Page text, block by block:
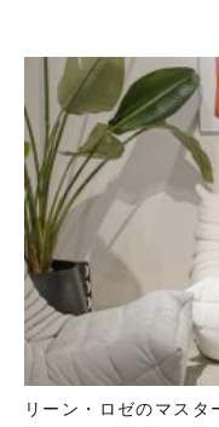
リーン・ロゼのマスタ